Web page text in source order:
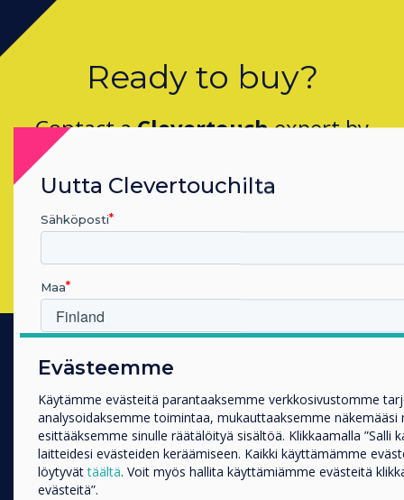
Ready to buy?
Contact aClevertouchexpert by
TUOTTEET
Digital Ecosystem
Interactive Displays
Commercial Displays
Digital Signage
Evästeemme
Käytämme evästeitä parantaaksemme verkkosivustomme
analysoidaksemme toimintaa, mukauttaaksemme näkemääsi
esittääksemme sinulle räätälöityä sisältöä. Klikkaamalla ”Salli
laitteidesi evästeiden keräämiseen. Kaikki käyttämämme
löytyvättäältä. Voit myös hallita käyttämiämme evästeitä
evästeitä”.
Uutta Clevertouchilta
Sähköposti
Maa
Koulutus
Yritys
Muut
Yrityksen nimi